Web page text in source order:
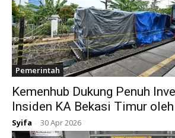
Pemerintah
Kemenhub Dukung Penuh
Insiden KA Bekasi Timur
Syifa - 30 Apr 2026